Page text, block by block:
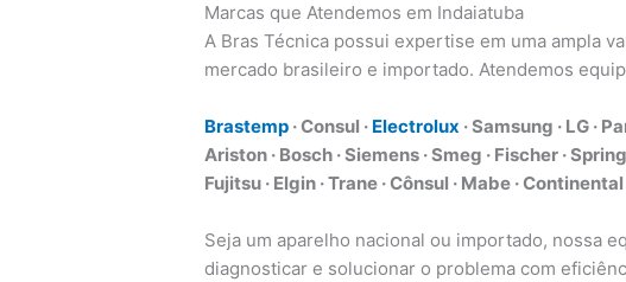
Marcas que Atendemos em Indaiatuba
A Bras Técnica possui expertise em uma ampla
mercado brasileiro e importado. Atendemos
Brastemp · Consul · Electrolux · Samsung · LG ·
Ariston · Bosch · Siemens · Smeg · Fischer ·
Fujitsu · Elgin · Trane · Cônsul · Mabe ·
Seja um aparelho nacional ou importado, nossa
diagnosticar e solucionar o problema com